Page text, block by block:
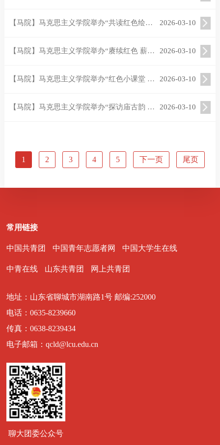
【马院】马克思主义学院举办“共读红色绘本 厚植爱国情怀”社会实践活动 2026-03-10
【马院】马克思主义学院举办“赓续红色 薪火相传”社会实践活动 2026-03-10
【马院】马克思主义学院举办“红色小课堂 童心大力量”社会实践活动 2026-03-10
【马院】马克思主义学院举办“探访庙古韵 传泰山文化”社会实践活动 2026-03-10
1 2 3 4 5 下一页 尾页
常用链接
中国共青团 中国青年志愿者网 中国大学生在线
中青在线 山东共青团 网上共青团
地址：山东省聊城市湖南路1号 邮编:252000
电话：0635-8239660
传真：0638-8239434
电子邮箱：qcld@lcu.edu.cn
聊大团委公众号